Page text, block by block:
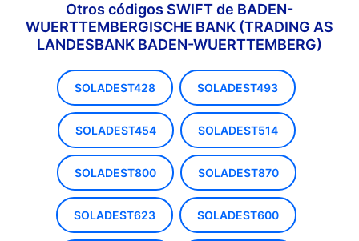
Otros códigos SWIFT de BADEN-
WUERTTEMBERGISCHE BANK (TRADING AS
LANDESBANK BADEN-WUERTTEMBERG)
SOLADEST428 SOLADEST493
SOLADEST454 SOLADEST514
SOLADEST800 SOLADEST870
SOLADEST623 SOLADEST600